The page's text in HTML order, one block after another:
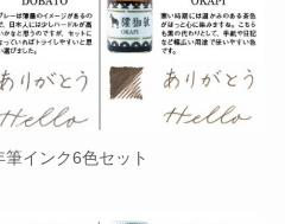
インク6色セット